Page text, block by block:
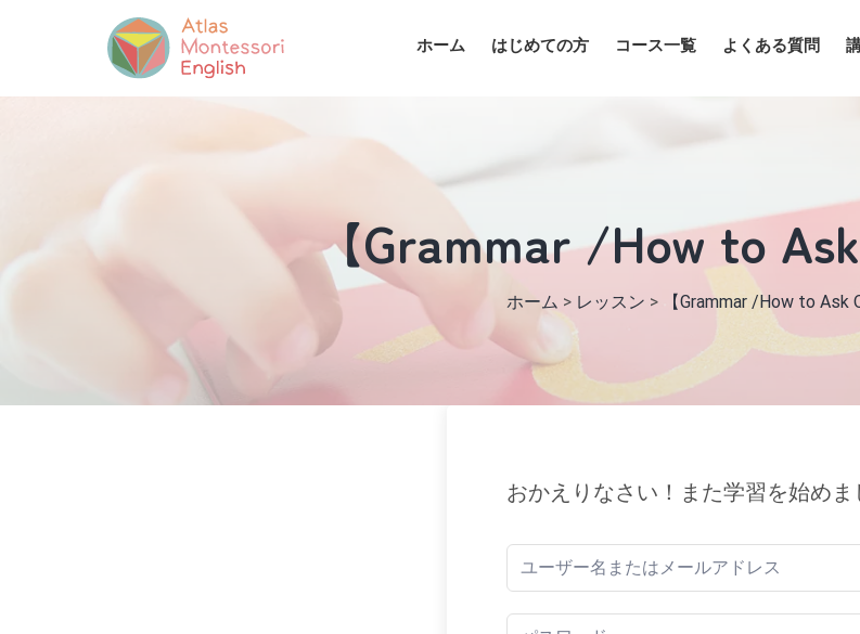
ホーム はじめての方 コース一覧 よくある質問
【Grammar /How to Ask
ホーム > レッスン > 【Grammar /How to Ask
おかえりなさい！また学習を始めま